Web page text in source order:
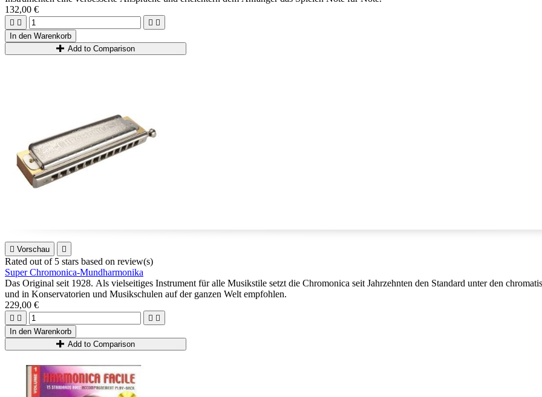
132,00 €
   
In den Warenkorb
Add to Comparison
 Vorschau 
Rated out of 5 stars based on review(s)
Super Chromonica-Mundharmonika
Das Original seit 1928. Als vielseitiges Instrument für alle Musikstile setzt die Chromonica seit Jahrzehnten den Standard unter den
und in Konservatorien und Musikschulen auf der ganzen Welt empfohlen.
229,00 €
   
In den Warenkorb
Add to Comparison